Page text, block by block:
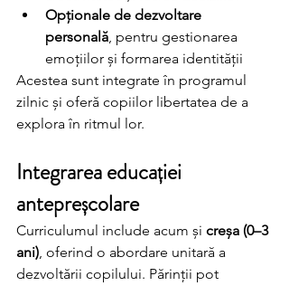
Opționale de dezvoltare
personală, pentru gestionarea
emoțiilor și formarea identității
Acestea sunt integrate în programul
zilnic și oferă copiilor libertatea de a
explora în ritmul lor.
Integrarea educației
antepreșcolare
Curriculumul include acum și creșa (0–3
ani), oferind o abordare unitară a
dezvoltării copilului. Părinții pot